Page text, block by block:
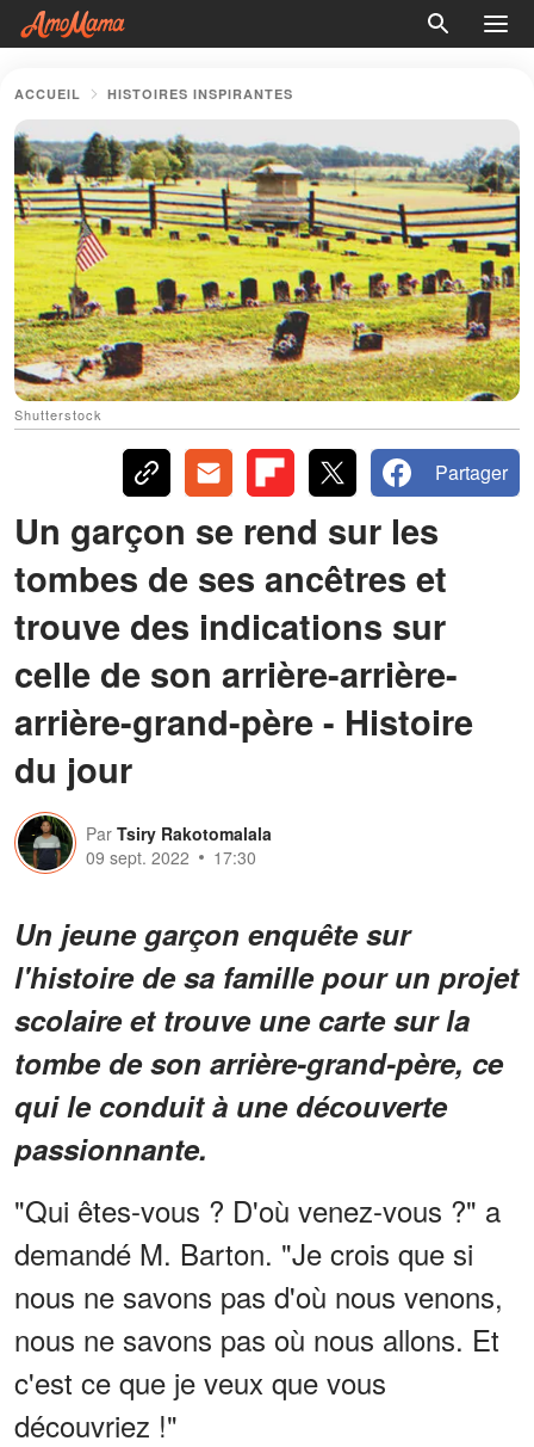
ACCUEIL HISTOIRES INSPIRANTES
Shutterstock
Partager
Un garçon se rend sur les
tombes de ses ancêtres et
trouve des indications sur
celle de son arrière-arrière-
arrière-grand-père - Histoire
du jour
Par Tsiry Rakotomalala
09 sept. 2022
17:30
Un jeune garçon enquête sur
l'histoire de sa famille pour un projet
scolaire et trouve une carte sur la
tombe de son arrière-grand-père, ce
qui le conduit à une découverte
passionnante.
"Qui êtes-vous ? D'où venez-vous ?" a
demandé M. Barton. "Je crois que si
nous ne savons pas d'où nous venons,
nous ne savons pas où nous allons. Et
c'est ce que je veux que vous
découvriez !"